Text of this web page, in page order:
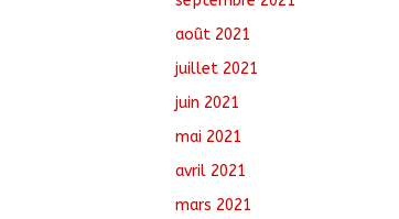
août 2021
juillet 2021
juin 2021
mai 2021
avril 2021
mars 2021